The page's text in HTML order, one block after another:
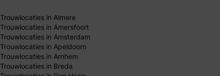
Trouwlocaties in Almere
Trouwlocaties in Amersfoort
Trouwlocaties in Amsterdam
Trouwlocaties in Apeldoorn
Trouwlocaties in Arnhem
Trouwlocaties in Breda